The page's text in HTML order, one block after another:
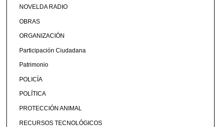
NOVELDA RADIO
OBRAS
ORGANIZACIÓN
Participación Ciudadana
Patrimonio
POLICÍA
POLÍTICA
PROTECCIÓN ANIMAL
RECURSOS TECNOLÓGICOS